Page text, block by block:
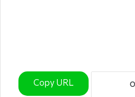
Copy URL